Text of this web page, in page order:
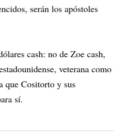
serán los apóstoles
cash: no de Zoe cash,
veterana como
que Cositorto y sus
sí.